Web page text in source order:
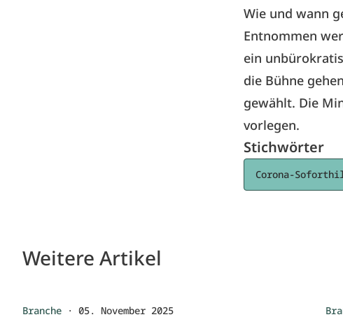
Wie und wann
Entnommen
ein
die Bühne
gewählt. Die
vorlegen.
Stichwörter
Corona-
Weitere Artikel
Branche · 05. November 2025